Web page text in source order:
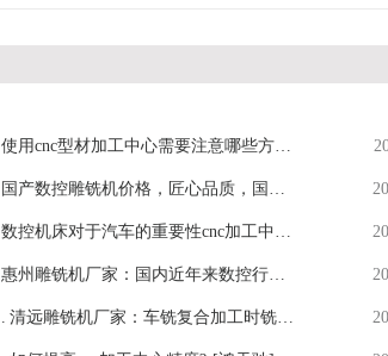
使用cnc型材加工中心需要注意哪些方面
的问题-【鸿天驰】
国产数控雕铣机价格，匠心品质，国家
认证高新技术企业-【鸿天驰】
数控机床对于汽车的重要性cnc加工中心
设备厂简单说明-【鸿天驰】
惠州雕铣机厂家：国内近年来数控行业
发展趋势如何？-【鸿天驰】
清远雕铣机厂家：车铣复合加工时铣刀